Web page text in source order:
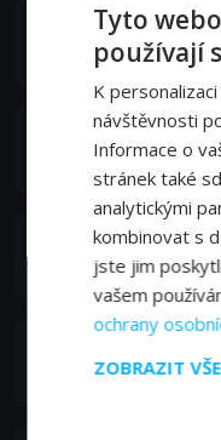
Marta Vítů
Gabriela
Tomáš Kumsta
Pub Guest
Corporal
Tyto
používají
K
návštěvnosti
Informace o
stránek také
analytickými
kombinovat s
jste jim
vašem
ochrany
ZOBRAZIT